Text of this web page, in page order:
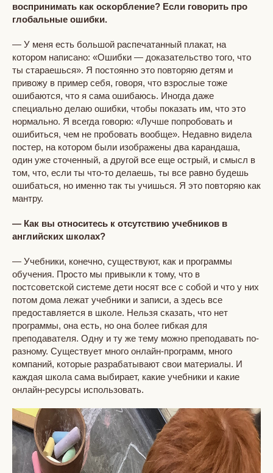
воспринимать как оскорбление? Если говорить про
глобальные ошибки.
— У меня есть большой распечатанный плакат, на
котором написано: «Ошибки — доказательство того, что
ты стараешься». Я постоянно это повторяю детям и
привожу в пример себя, говоря, что взрослые тоже
ошибаются, что я сама ошибаюсь. Иногда даже
специально делаю ошибки, чтобы показать им, что это
нормально. Я всегда говорю: «Лучше попробовать и
ошибиться, чем не пробовать вообще». Недавно видела
постер, на котором были изображены два карандаша,
один уже сточенный, а другой все еще острый, и смысл в
том, что, если ты что-то делаешь, ты все равно будешь
ошибаться, но именно так ты учишься. Я это повторяю как
мантру.
— Как вы относитесь к отсутствию учебников в
английских школах?
— Учебники, конечно, существуют, как и программы
обучения. Просто мы привыкли к тому, что в
постсоветской системе дети носят все с собой и что у них
потом дома лежат учебники и записи, а здесь все
предоставляется в школе. Нельзя сказать, что нет
программы, она есть, но она более гибкая для
преподавателя. Одну и ту же тему можно преподавать по-
разному. Существует много онлайн-программ, много
компаний, которые разрабатывают свои материалы. И
каждая школа сама выбирает, какие учебники и какие
онлайн-ресурсы использовать.